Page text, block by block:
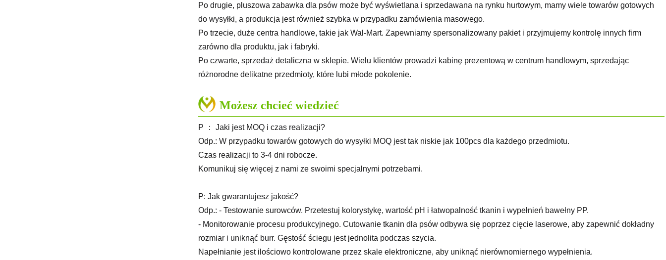
Po drugie, pluszowa zabawka dla psów może być wyświetlana i sprzedawana na rynku hurtowym, mamy wiele towarów gotowych
do wysyłki, a produkcja jest również szybka w przypadku zamówienia masowego.
Po trzecie, duże centra handlowe, takie jak Wal-Mart. Zapewniamy spersonalizowany pakiet i przyjmujemy kontrolę innych firm
zarówno dla produktu, jak i fabryki.
Po czwarte, sprzedaż detaliczna w sklepie. Wielu klientów prowadzi kabinę prezentową w centrum handlowym, sprzedając
różnorodne delikatne przedmioty, które lubi młode pokolenie.
Możesz chcieć wiedzieć
P ： Jaki jest MOQ i czas realizacji?
Odp.: W przypadku towarów gotowych do wysyłki MOQ jest tak niskie jak 100pcs dla każdego przedmiotu.
Czas realizacji to 3-4 dni robocze.
Komunikuj się więcej z nami ze swoimi specjalnymi potrzebami.
P: Jak gwarantujesz jakość?
Odp.: - Testowanie surowców. Przetestuj kolorystykę, wartość pH i łatwopalność tkanin i wypełnień bawełny PP.
- Monitorowanie procesu produkcyjnego. Cutowanie tkanin dla psów odbywa się poprzez cięcie laserowe, aby zapewnić dokładny
rozmiar i uniknąć burr. Gęstość ściegu jest jednolita podczas szycia.
Napełnianie jest ilościowo kontrolowane przez skale elektroniczne, aby uniknąć nierównomiernego wypełnienia.